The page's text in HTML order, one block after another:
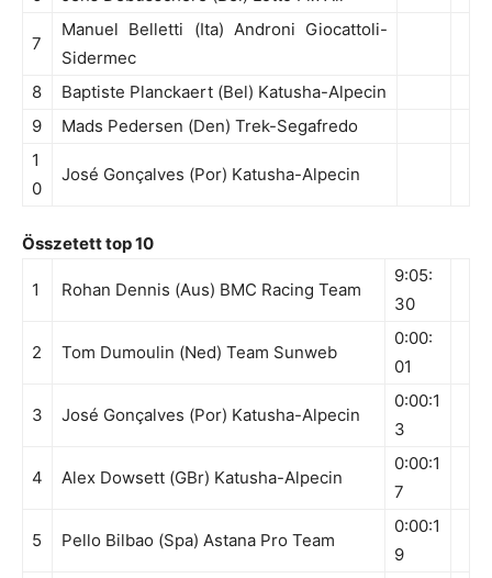
7
Manuel Belletti (Ita) Androni Giocattoli-
Sidermec
8
Baptiste Planckaert (Bel) Katusha-Alpecin
9
Mads Pedersen (Den) Trek-Segafredo
1
0
José Gonçalves (Por) Katusha-Alpecin
Összetett top 10
1 Rohan Dennis (Aus) BMC Racing Team
9:05:
30
2 Tom Dumoulin (Ned) Team Sunweb
0:00:
01
3 José Gonçalves (Por) Katusha-Alpecin
0:00:1
3
4 Alex Dowsett (GBr) Katusha-Alpecin
0:00:1
7
5 Pello Bilbao (Spa) Astana Pro Team
0:00:1
9